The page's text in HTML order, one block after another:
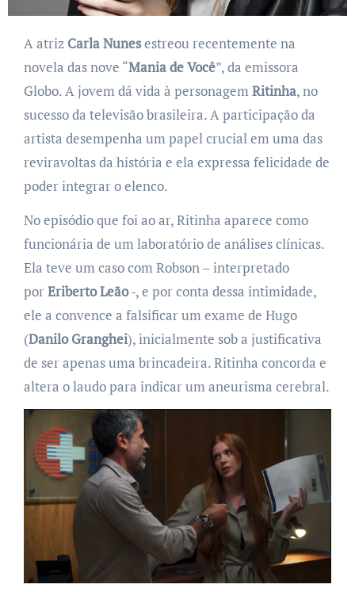
A atriz Carla Nunesestreou recentemente na
novela das nove “Mania de Você”, da emissora
Globo. A jovem dá vida à personagemRitinha, no
sucesso da televisão brasileira. A participação da
artista desempenha um papel crucial em uma das
reviravoltas da história e ela expressa felicidade de
poder integrar o elenco.
No episódio que foi ao ar, Ritinha aparece como
funcionária de um laboratório de análises clínicas.
Ela teve um caso com Robson – interpretado
porEriberto Leão-, e por conta dessa intimidade,
ele a convence a falsificar um exame de Hugo
(Danilo Granghei), inicialmente sob a justificativa
de ser apenas uma brincadeira. Ritinha concorda e
altera o laudo para indicar um aneurisma cerebral.